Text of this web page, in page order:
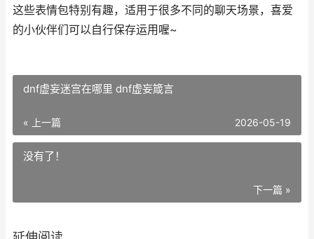
这些表情包特别有趣，适用于很多不同的聊天场景，喜爱
的小伙伴们可以自行保存运用喔~
dnf虚妄迷宫在哪里 dnf虚妄箴言
« 上一篇 2026-05-19
没有了！
下一篇 »